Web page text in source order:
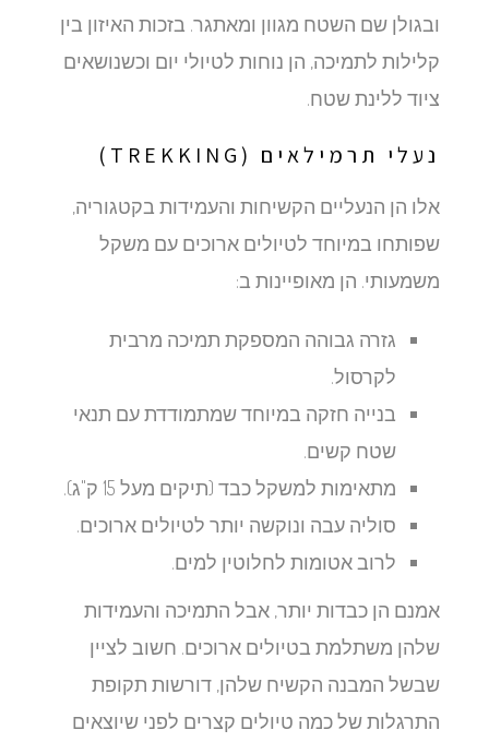
ובגולן שם השטח מגוון ומאתגר. בזכות האיזון בין
קלילות לתמיכה, הן נוחות לטיולי יום וכשנושאים
ציוד ללינת שטח.
נעלי תרמילאים (TREKKING)
אלו הן הנעליים הקשיחות והעמידות בקטגוריה,
שפותחו במיוחד לטיולים ארוכים עם משקל
משמעותי. הן מאופיינות ב:
גזרה גבוהה המספקת תמיכה מרבית
לקרסול.
בנייה חזקה במיוחד שמתמודדת עם תנאי
שטח קשים.
מתאימות למשקל כבד (תיקים מעל 15 ק"ג).
סוליה עבה ונוקשה יותר לטיולים ארוכים.
לרוב אטומות לחלוטין למים.
אמנם הן כבדות יותר, אבל התמיכה והעמידות
שלהן משתלמת בטיולים ארוכים. חשוב לציין
שבשל המבנה הקשיח שלהן, דורשות תקופת
התרגלות של כמה טיולים קצרים לפני שיוצאים